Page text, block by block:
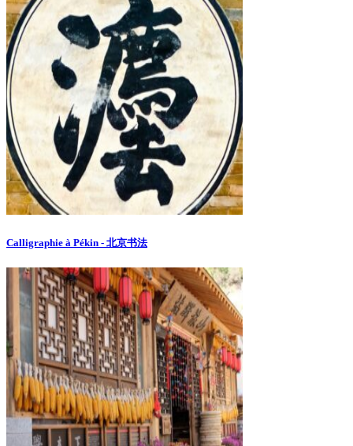
Calligraphie à Pékin - 北京书法